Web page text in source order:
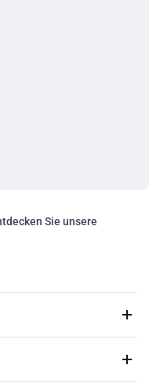
Sie unsere